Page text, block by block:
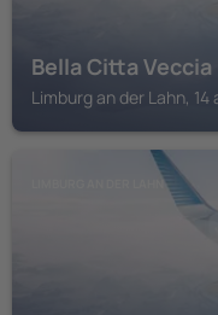
Bella Citta Veccia
Limburg an der Lahn,
LIMBURG AN DER LAHN